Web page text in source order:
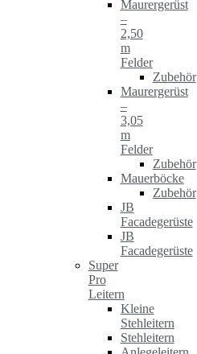
Maurergerüst
–
2,50
m
Felder
Zubehör
Maurergerüst
–
3,05
m
Felder
Zubehör
Mauerböcke
Zubehör
JB
Facadegerüste
JB
Facadegerüste
Super
Pro
Leitern
Kleine
Stehleitern
Stehleitern